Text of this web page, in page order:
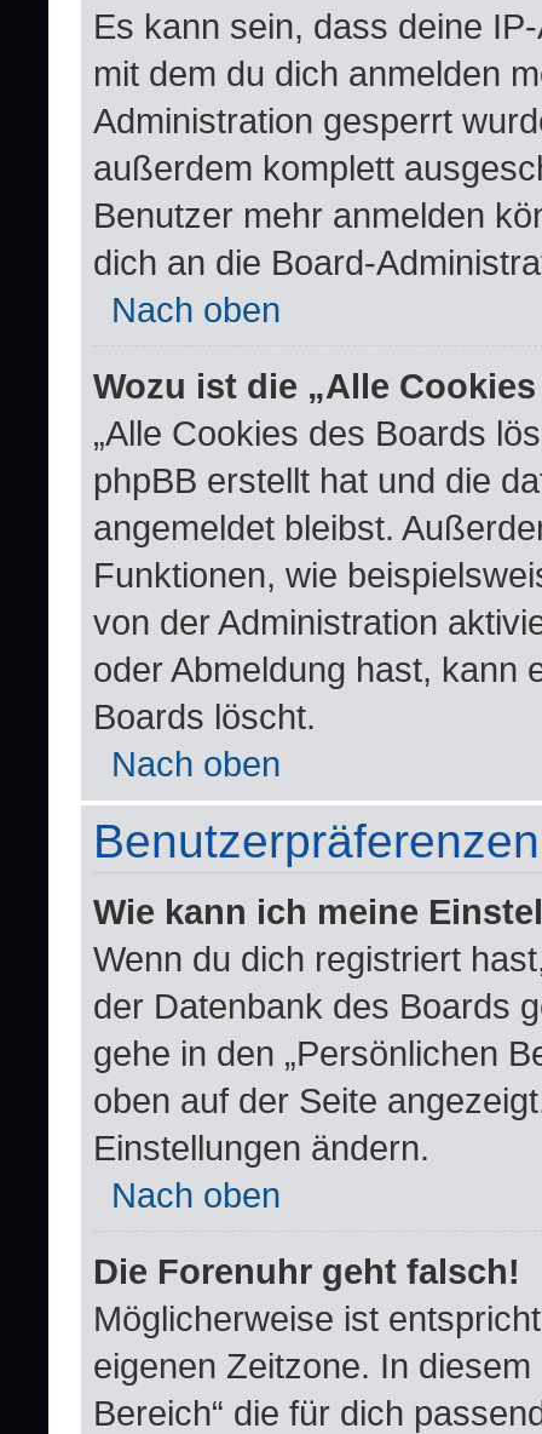
Es kann sein, dass deine
mit dem du dich anmelden
Administration gesperrt
außerdem komplett
Benutzer mehr anmelden
dich an die Board-
Nach oben
Wozu ist die „Alle
„Alle Cookies des Boards
phpBB erstellt hat und die
angemeldet bleibst.
Funktionen, wie
von der Administration
oder Abmeldung hast, kann
Boards löscht.
Nach oben
Wie kann ich meine
Wenn du dich registriert
der Datenbank des Boards
gehe in den „Persönlichen
oben auf der Seite
Einstellungen ändern.
Nach oben
Die Forenuhr geht falsch!
Möglicherweise ist
eigenen Zeitzone. In
Bereich“ die für dich